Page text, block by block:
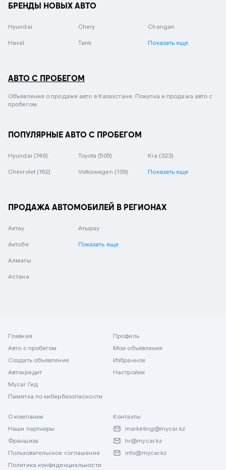
БРЕНДЫ НОВЫХ АВТО
Hyundai Chery Changan
Haval Tank Показать еще
АВТО С ПРОБЕГОМ
Объявления о продаже авто в Казахстане. Покупка и продажа авто с
пробегом.
ПОПУЛЯРНЫЕ АВТО С ПРОБЕГОМ
Hyundai (746) Toyota (505) Kia (323)
Chevrolet (162) Volkswagen (139) Показать еще
ПРОДАЖА АВТОМОБИЛЕЙ В РЕГИОНАХ
Актау
Актобе
Алматы
Астана
Атырау
Показать еще
Главная
Авто с пробегом
Создать объявление
Автокредит
Mycar Гид
Памятка по кибербезопасности
Профиль
Мои объявления
Избранное
Настройки
О компании
Наши партнеры
Франшиза
Пользовательское соглашение
Политика конфиденциальности
Контакты
marketing@mycar.kz
hr@mycar.kz
info@mycar.kz